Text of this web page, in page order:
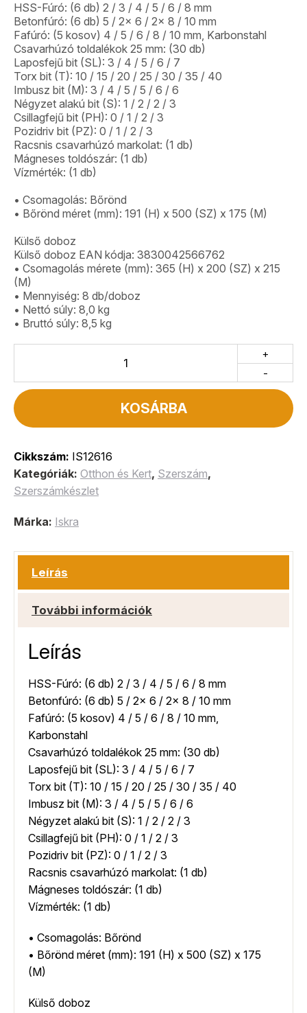
HSS-Fúró: (6 db) 2 / 3 / 4 / 5 / 6 / 8 mm
Betonfúró: (6 db) 5 / 2x 6 / 2x 8 / 10 mm
Fafúró: (5 kosov) 4 / 5 / 6 / 8 / 10 mm, Karbonstahl
Csavarhúzó toldalékok 25 mm: (30 db)
Laposfejű bit (SL): 3 / 4 / 5 / 6 / 7
Torx bit (T): 10 / 15 / 20 / 25 / 30 / 35 / 40
Imbusz bit (M): 3 / 4 / 5 / 5 / 6 / 6
Négyzet alakú bit (S): 1 / 2 / 2 / 3
Csillagfejű bit (PH): 0 / 1 / 2 / 3
Pozidriv bit (PZ): 0 / 1 / 2 / 3
Racsnis csavarhúzó markolat: (1 db)
Mágneses toldószár: (1 db)
Vízmérték: (1 db)
• Csomagolás: Bőrönd
• Bőrönd méret (mm): 191 (H) x 500 (SZ) x 175 (M)
Külső doboz
Külső doboz EAN kódja: 3830042566762
• Csomagolás mérete (mm): 365 (H) x 200 (SZ) x 215
(M)
• Mennyiség: 8 db/doboz
• Nettó súly: 8,0 kg
• Bruttó súly: 8,5 kg
-
+
KOSÁRBA
Cikkszám: IS12616
Kategóriák: Otthon és Kert, Szerszám,
Szerszámkészlet
Márka: Iskra
Leírás
További információk
Leírás
HSS-Fúró: (6 db) 2 / 3 / 4 / 5 / 6 / 8 mm
Betonfúró: (6 db) 5 / 2x 6 / 2x 8 / 10 mm
Fafúró: (5 kosov) 4 / 5 / 6 / 8 / 10 mm,
Karbonstahl
Csavarhúzó toldalékok 25 mm: (30 db)
Laposfejű bit (SL): 3 / 4 / 5 / 6 / 7
Torx bit (T): 10 / 15 / 20 / 25 / 30 / 35 / 40
Imbusz bit (M): 3 / 4 / 5 / 5 / 6 / 6
Négyzet alakú bit (S): 1 / 2 / 2 / 3
Csillagfejű bit (PH): 0 / 1 / 2 / 3
Pozidriv bit (PZ): 0 / 1 / 2 / 3
Racsnis csavarhúzó markolat: (1 db)
Mágneses toldószár: (1 db)
Vízmérték: (1 db)
• Csomagolás: Bőrönd
• Bőrönd méret (mm): 191 (H) x 500 (SZ) x 175
(M)
Külső doboz